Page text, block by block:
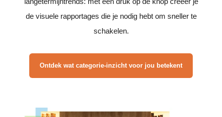
de visuele rapportages die je nodig hebt om sneller te
schakelen.
Ontdek wat categorie-inzicht voor jou betekent